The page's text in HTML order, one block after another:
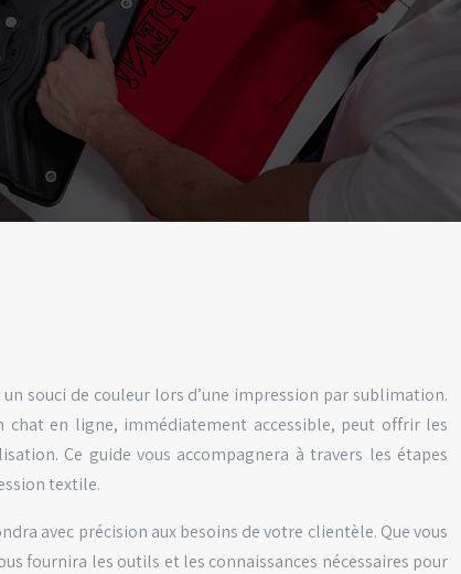
souci de couleur lors d’une impression par sublimation.
chat en ligne, immédiatement accessible, peut offrir les
Ce guide vous accompagnera à travers les étapes
textile.
avec précision aux besoins de votre clientèle. Que vous
fournira les outils et les connaissances nécessaires pour